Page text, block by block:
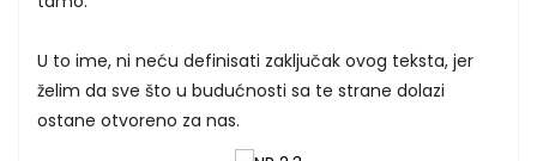
U to ime, ni neću definisati zaključak ovog teksta, jer
želim da sve što u budućnosti sa te strane dolazi
ostane otvoreno za nas.